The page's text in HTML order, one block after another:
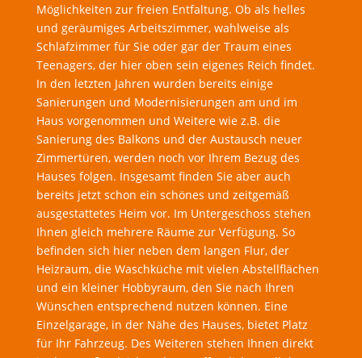
Möglichkeiten zur freien Entfaltung. Ob als helles
und geräumiges Arbeitszimmer, wahlweise als
Schlafzimmer für Sie oder gar der Traum eines
Teenagers, der hier oben sein eigenes Reich findet.
In den letzten Jahren wurden bereits einige
Sanierungen und Modernisierungen am und im
Haus vorgenommen und Weitere wie z.B. die
Sanierung des Balkons und der Austausch neuer
Zimmertüren, werden noch vor Ihrem Bezug des
Hauses folgen. Insgesamt finden Sie aber auch
bereits jetzt schon ein schönes und zeitgemäß
ausgestattetes Heim vor. Im Untergeschoss stehen
Ihnen gleich mehrere Räume zur Verfügung. So
befinden sich hier neben dem langen Flur, der
Heizraum, die Waschküche mit vielen Abstellflächen
und ein kleiner Hobbyraum, den Sie nach Ihren
Wünschen entsprechend nutzen können. Eine
Einzelgarage, in der Nähe des Hauses, bietet Platz
für Ihr Fahrzeug. Des Weiteren stehen Ihnen direkt